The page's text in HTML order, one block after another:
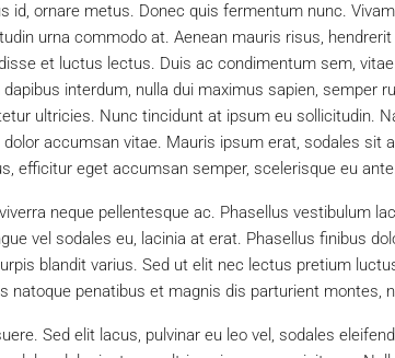
id, ornare metus. Donec quis fermentum nunc.
urna commodo at. Aenean mauris risus,
et luctus lectus. Duis ac condimentum sem,
interdum, nulla dui maximus sapien, semper
ultricies. Nunc tincidunt at ipsum eu sollicitudin.
accumsan vitae. Mauris ipsum erat, sodales sit
efficitur eget accumsan semper, scelerisque eu
neque pellentesque ac. Phasellus vestibulum
vel sodales eu, lacinia at erat. Phasellus finibus
blandit varius. Sed ut elit nec lectus pretium
natoque penatibus et magnis dis parturient montes,
Sed elit lacus, pulvinar eu leo vel, sodales